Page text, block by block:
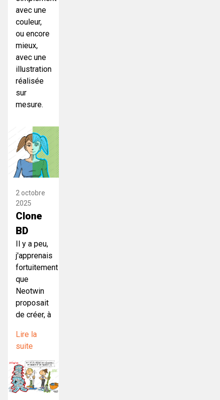
avec une
couleur,
ou encore
mieux,
avec une
illustration
réalisée
sur
mesure.
2 octobre
2025
Clone
BD
Il y a peu,
j'apprenais
fortuitement
que
Neotwin
proposait
de créer, à
Lire la
suite